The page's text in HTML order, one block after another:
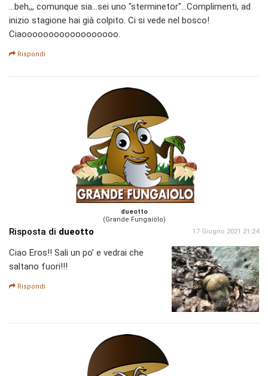
...beh,,, comunque sia...sei uno "sterminetor"...Complimenti, ad
inizio stagione hai già colpito. Ci si vede nel bosco!
Ciaoooooooooooooooooo.
Rispondi
dueotto
(Grande Fungaiolo)
Risposta di dueotto 17 Giugno 2021 21:24
Ciao Eros!! Sali un po’ e vedrai che
saltano fuori!!!
Rispondi